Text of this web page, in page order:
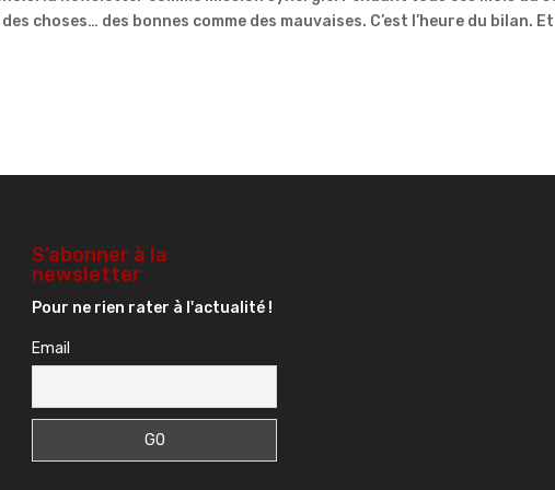
choses… des bonnes comme des mauvaises. C’est l’heure du bilan.
S’abonner à la
newsletter
Pour ne rien rater à l'actualité !
Email